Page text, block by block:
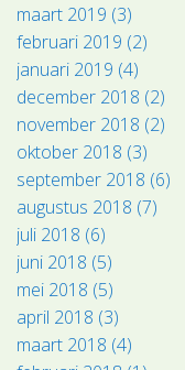
maart 2019 (3)
februari 2019 (2)
januari 2019 (4)
december 2018 (2)
november 2018 (2)
oktober 2018 (3)
september 2018 (6)
augustus 2018 (7)
juli 2018 (6)
juni 2018 (5)
mei 2018 (5)
april 2018 (3)
maart 2018 (4)